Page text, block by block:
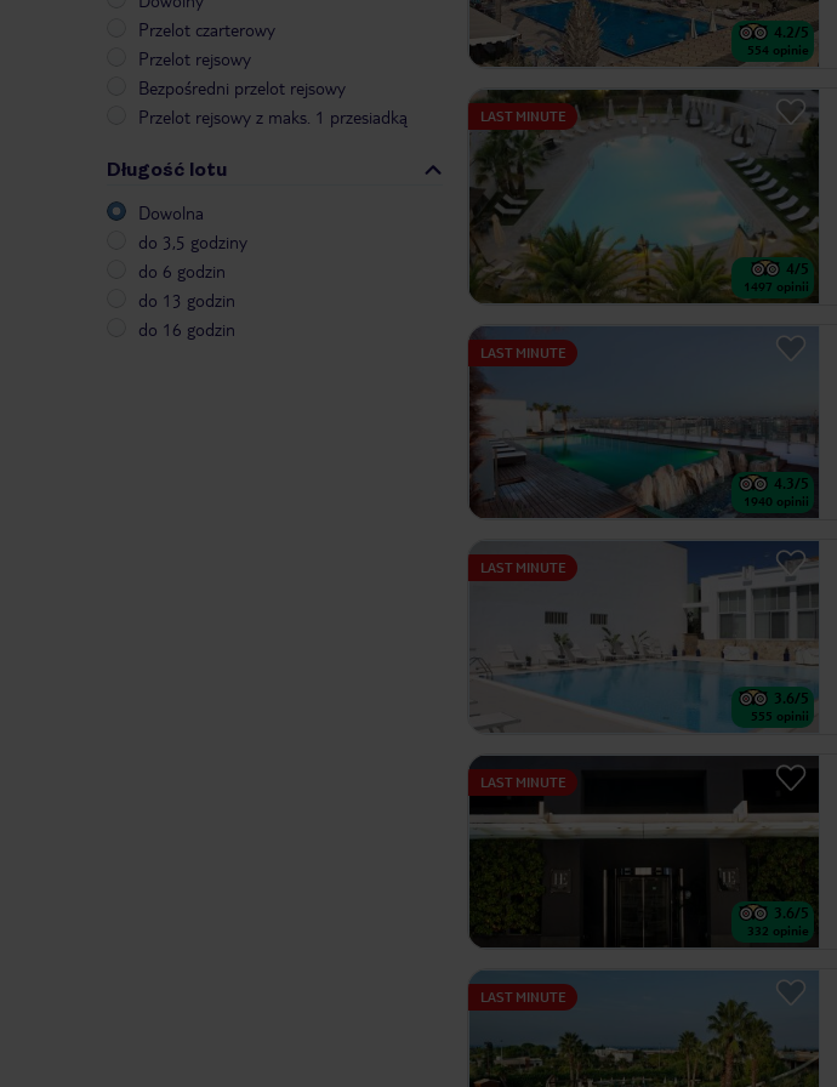
Przelot czarterowy
Przelot rejsowy
Bezpośredni przelot rejsowy
Przelot rejsowy z maks. 1 przesiadką
Długość lotu
Dowolna
do 3,5 godziny
do 6 godzin
do 13 godzin
do 16 godzin
4.2/5
554 opinie
LAST MINUTE
4/5
1497 opinii
LAST MINUTE
4.3/5
1940 opinii
LAST MINUTE
3.6/5
555 opinii
LAST MINUTE
3.6/5
332 opinie
LAST MINUTE